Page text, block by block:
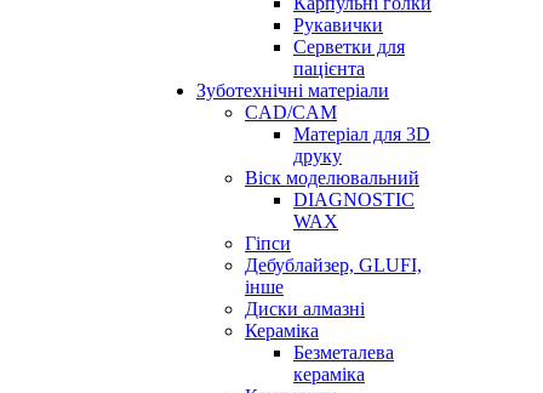
Рукавички
Серветки для
пацієнта
Зуботехнічні матеріали
CAD/CAM
Матеріал для 3D
друку
Віск моделювальний
DIAGNOSTIC
WAX
Гіпси
Дебублайзер, GLUFI,
інше
Диски алмазні
Кераміка
Безметалева
кераміка